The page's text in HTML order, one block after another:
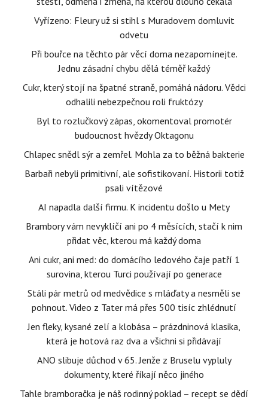
Vyřízeno: Fleury už si stihl s Muradovem domluvit
odvetu
Při bouřce na těchto pár věcí doma nezapomínejte.
Jednu zásadní chybu dělá téměř každý
Cukr, který stojí na špatné straně, pomáhá nádoru. Vědci
odhalili nebezpečnou roli fruktózy
Byl to rozlučkový zápas, okomentoval promotér
budoucnost hvězdy Oktagonu
Chlapec snědl sýr a zemřel. Mohla za to běžná bakterie
Barbaři nebyli primitivní, ale sofistikovaní. Historii totiž
psali vítězové
AI napadla další firmu. K incidentu došlo u Mety
Brambory vám nevyklíčí ani po 4 měsících, stačí k nim
přidat věc, kterou má každý doma
Ani cukr, ani med: do domácího ledového čaje patří 1
surovina, kterou Turci používají po generace
Stáli pár metrů od medvědice s mláďaty a nesměli se
pohnout. Video z Tater má přes 500 tisíc zhlédnutí
Jen fleky, kysané zelí a klobása – prázdninová klasika,
která je hotová raz dva a všichni si přidávají
ANO slibuje důchod v 65. Jenže z Bruselu vypluly
dokumenty, které říkají něco jiného
Tahle bramboračka je náš rodinný poklad – recept se dědí